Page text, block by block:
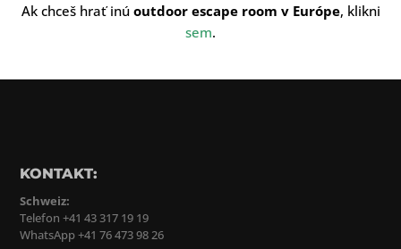
Ak chceš hrať inú outdoor escape room v Európe, klikni
sem.
KONTAKT:
Schweiz:
Telefon +41 43 317 19 19
WhatsApp +41 76 473 98 26